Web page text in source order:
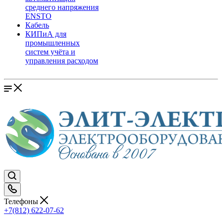
среднего напряжения
ENSTO
Кабель
КИПиА для
промышленных
систем учёта и
управления расходом
Телефоны
+7(812) 622-07-62